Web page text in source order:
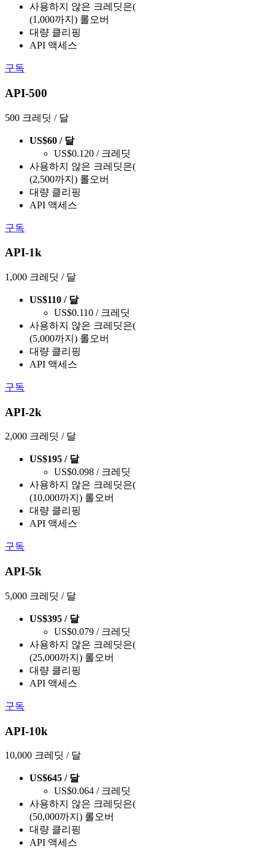
사용하지 않은 크레딧은(
(1,000까지) 롤오버
대량 클리핑
API 액세스
구독
API-500
500 크레딧 / 달
US$60 / 달
US$0.120 / 크레딧
사용하지 않은 크레딧은(
(2,500까지) 롤오버
대량 클리핑
API 액세스
구독
API-1k
1,000 크레딧 / 달
US$110 / 달
US$0.110 / 크레딧
사용하지 않은 크레딧은(
(5,000까지) 롤오버
대량 클리핑
API 액세스
구독
API-2k
2,000 크레딧 / 달
US$195 / 달
US$0.098 / 크레딧
사용하지 않은 크레딧은(
(10,000까지) 롤오버
대량 클리핑
API 액세스
구독
API-5k
5,000 크레딧 / 달
US$395 / 달
US$0.079 / 크레딧
사용하지 않은 크레딧은(
(25,000까지) 롤오버
대량 클리핑
API 액세스
구독
API-10k
10,000 크레딧 / 달
US$645 / 달
US$0.064 / 크레딧
사용하지 않은 크레딧은(
(50,000까지) 롤오버
대량 클리핑
API 액세스